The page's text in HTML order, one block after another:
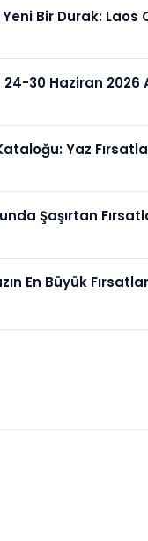
Yeni Bir Durak: Laos
30 Haziran 2026
Yaz
Şaşırtan
En Büyük